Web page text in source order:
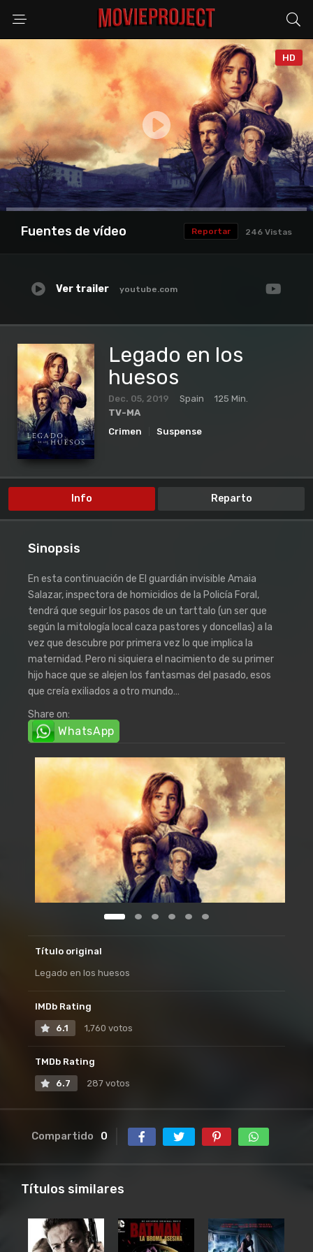
HD
Anuncio
Fuentes de vídeo 246 Vistas
Reportar
Ver trailer youtube.com
Legado en los
huesos
Dec. 05, 2019 Spain
125 Min.
TV-MA
Crimen
Suspense
Info Reparto
Sinopsis
En esta continuación de El guardián invisible Amaia
Salazar, inspectora de homicidios de la Policía Foral,
tendrá que seguir los pasos de un tarttalo (un ser que
según la mitología local caza pastores y doncellas) a la
vez que descubre por primera vez lo que implica la
maternidad. Pero ni siquiera el nacimiento de su primer
hijo hace que se alejen los fantasmas del pasado, esos
que creía exiliados a otro mundo…
Share on:
WhatsApp
Título original
Legado en los huesos
IMDb Rating
6.1 1,760 votos
TMDb Rating
6.7 287 votos
Compartido 0
Títulos similares